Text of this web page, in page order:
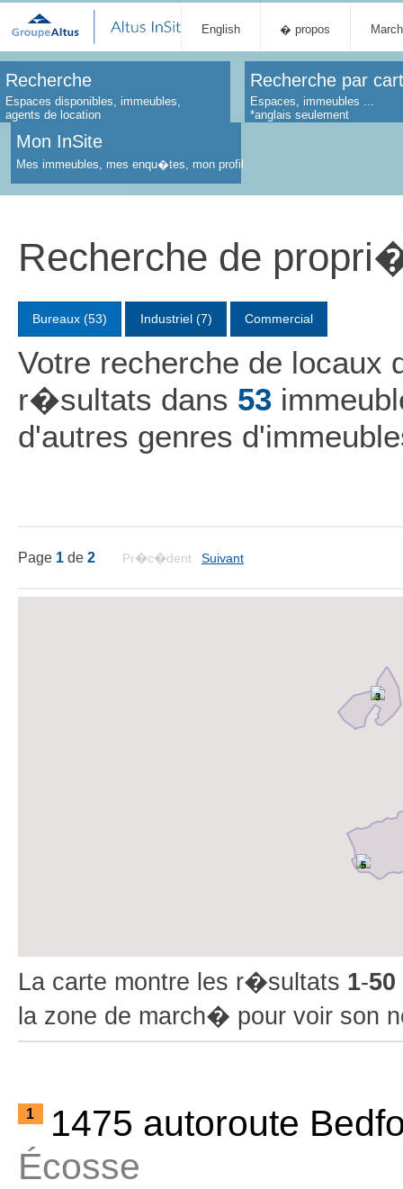
English � propos
Recherche
Espaces disponibles, immeubles,
agents de location
Recherche par
Espaces, immeubles ...
*anglais seulement
Mon InSite
Mes immeubles, mes enqu�tes, mon profil
Recherche de
Bureaux (53) Industriel (7) Commercial
Votre recherche de
r�sultats dans 53
d'autres genres
Page 1de 2 Pr�c�dent Suivant
3
5
La carte montre les r�sultats 1-50
la zone de march� pour voir son
1
1475 autoroute
Écosse